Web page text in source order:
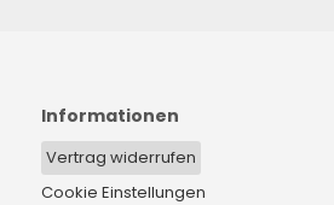
Informationen
Vertrag widerrufen
Cookie Einstellungen